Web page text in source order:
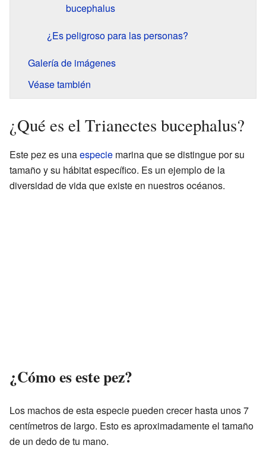
bucephalus
¿Es peligroso para las personas?
Galería de imágenes
Véase también
¿Qué es el Trianectes bucephalus?
Este pez es unaespecie marina que se distingue por su
tamaño y su hábitat específico. Es un ejemplo de la
diversidad de vida que existe en nuestros océanos.
¿Cómo es este pez?
Los machos de esta especie pueden crecer hasta unos 7
centímetros de largo. Esto es aproximadamente el tamaño
de un dedo de tu mano.